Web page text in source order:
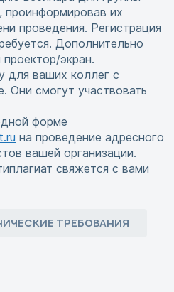
проинформировав их
проведения. Регистрация
Дополнительно
экран.
для ваших коллег с
Они смогут участвовать
форме
на проведение адресного
вашей организации.
свяжется с вами
ТРЕБОВАНИЯ